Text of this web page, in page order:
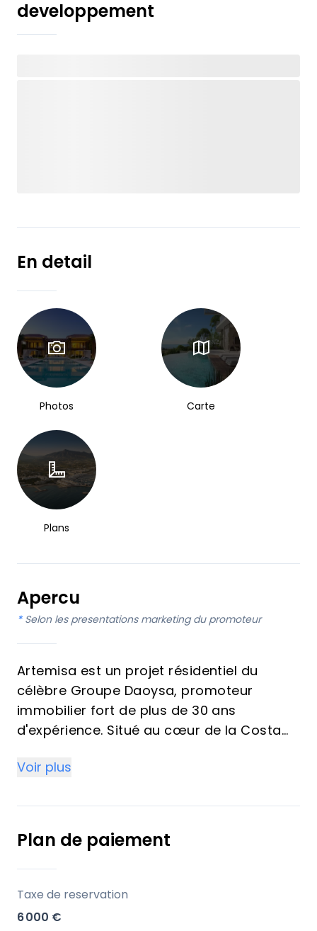
developpement
En detail
Photos Carte
Plans
Apercu
* Selon les presentations marketing du promoteur
Artemisa est un projet résidentiel du
célèbre Groupe Daoysa, promoteur
immobilier fort de plus de 30 ans
d'expérience. Situé au cœur de la Costa
haut de gamme, comprenant des
Points forts
Emplacement privilégié : Situé dans le
quartier exclusif de Fuengirola, avec un
accès facile à Malaga, Marbella et autres
Voir plus
Plan de paiement
Taxe de reservation
6 000 €